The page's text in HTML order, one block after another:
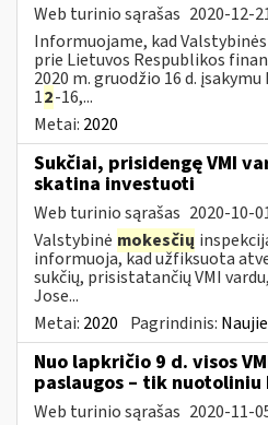
Web turinio sąrašas 2020-12-
Informuojame, kad
prie Lietuvos Respublikos
2020 m. gruodžio 16 d. įsakymu
12-16,...
Metai: 2020
Sukčiai, prisidengę VMI
skatina investuoti
Web turinio sąrašas 2020-10-
Valstybinė mokesčių
informuoja, kad užfiksuota
sukčių, prisistatančių VMI
Jose...
Metai: 2020 Pagrindinis:
Nuo lapkričio 9 d. visos
paslaugos – tik nuotoliniu
Web turinio sąrašas 2020-11-